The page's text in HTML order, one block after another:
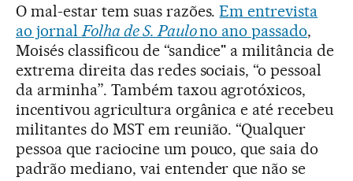
O mal-estar tem suas razões.Em entrevista
ao jornalFolha de S. Paulono ano passado,
Moisés classificou de “sandice" a militância de
extrema direita das redes sociais, “o pessoal
da arminha”. Também taxou agrotóxicos,
incentivou agricultura orgânica e até recebeu
militantes do MST em reunião. “Qualquer
pessoa que raciocine um pouco, que saia do
padrão mediano, vai entender que não se